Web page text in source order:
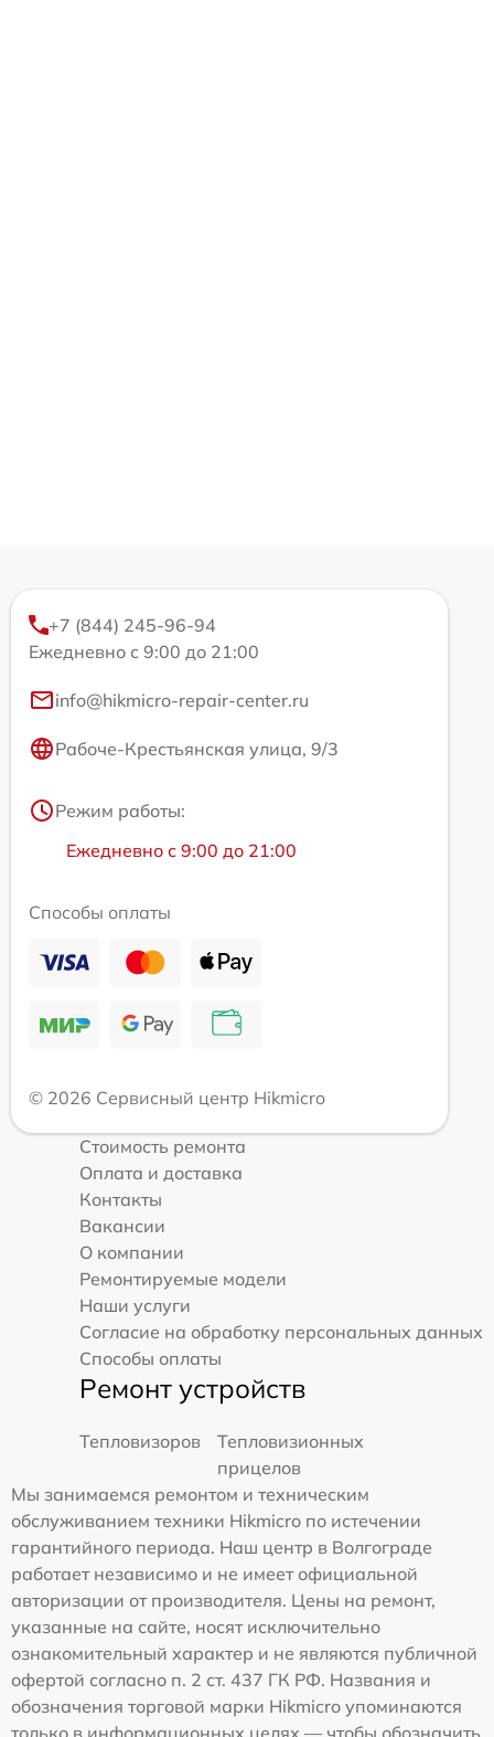
+7 (844) 245-96-94
Ежедневно с 9:00 до 21:00
info@hikmicro-repair-center.ru
Рабоче-Крестьянская улица, 9/3
Режим работы:
Ежедневно с 9:00 до 21:00
Способы оплаты
© 2026 Сервисный центр Hikmicro
Стоимость ремонта
Оплата и доставка
Контакты
Вакансии
О компании
Ремонтируемые модели
Наши услуги
Согласие на обработку персональных данных
Способы оплаты
Ремонт устройств
Тепловизоров
Тепловизионных
прицелов
Мы занимаемся ремонтом и техническим
обслуживанием техники Hikmicro по истечении
гарантийного периода. Наш центр в Волгограде
работает независимо и не имеет официальной
авторизации от производителя. Цены на ремонт,
указанные на сайте, носят исключительно
ознакомительный характер и не являются публичной
офертой согласно п. 2 ст. 437 ГК РФ. Названия и
обозначения торговой марки Hikmicro упоминаются
только в информационных целях — чтобы обозначить